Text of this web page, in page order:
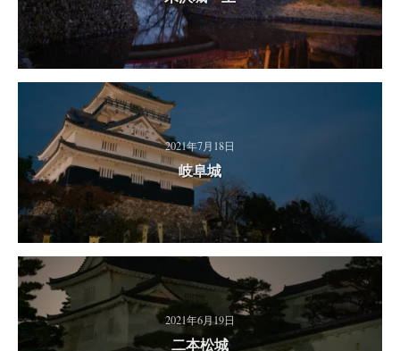
2021年7月18日
岐阜城
2021年6月19日
二本松城